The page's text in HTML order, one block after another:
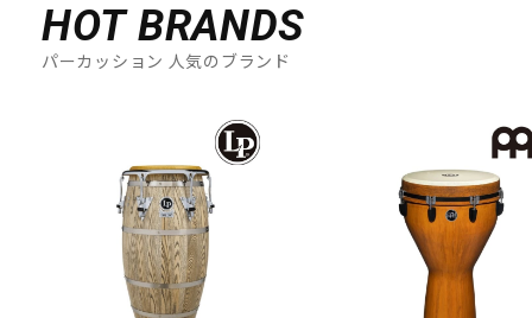
HOT BRANDS
パーカッション 人気のブランド